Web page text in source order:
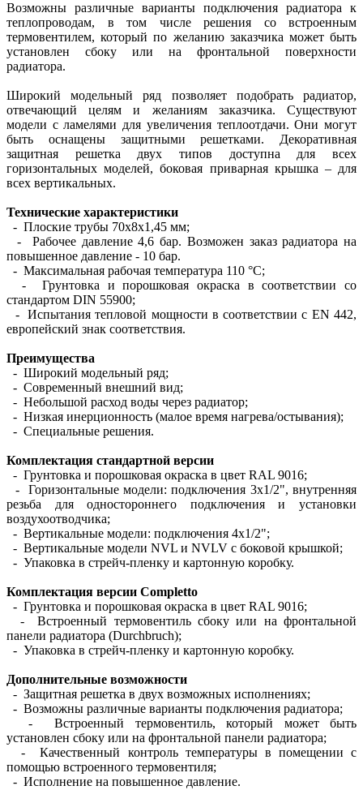
Возможны различные варианты подключения радиатора к
теплопроводам, в том числе решения со встроенным
термовентилем, который по желанию заказчика может быть
установлен сбоку или на фронтальной поверхности
радиатора.
Широкий модельный ряд позволяет подобрать радиатор,
отвечающий целям и желаниям заказчика. Существуют
модели с ламелями для увеличения теплоотдачи. Они могут
быть оснащены защитными решетками. Декоративная
защитная решетка двух типов доступна для всех
горизонтальных моделей, боковая приварная крышка – для
всех вертикальных.
Технические характеристики
- Плоские трубы 70х8х1,45 мм;
- Рабочее давление 4,6 бар. Возможен заказ радиатора на
повышенное давление - 10 бар.
- Максимальная рабочая температура 110 °С;
- Грунтовка и порошковая окраска в соответствии со
стандартом DIN 55900;
- Испытания тепловой мощности в соответствии с EN 442,
европейский знак соответствия.
Преимущества
- Широкий модельный ряд;
- Современный внешний вид;
- Небольшой расход воды через радиатор;
- Низкая инерционность (малое время нагрева/остывания);
- Специальные решения.
Комплектация стандартной версии
- Грунтовка и порошковая окраска в цвет RAL 9016;
- Горизонтальные модели: подключения 3х1/2", внутренняя
резьба для одностороннего подключения и установки
воздухоотводчика;
- Вертикальные модели: подключения 4х1/2";
- Вертикальные модели NVL и NVLV с боковой крышкой;
- Упаковка в стрейч-пленку и картонную коробку.
Комплектация версии Completto
- Грунтовка и порошковая окраска в цвет RAL 9016;
- Встроенный термовентиль сбоку или на фронтальной
панели радиатора (Durchbruch);
- Упаковка в стрейч-пленку и картонную коробку.
Дополнительные возможности
- Защитная решетка в двух возможных исполнениях;
- Возможны различные варианты подключения радиатора;
- Встроенный термовентиль, который может быть
установлен сбоку или на фронтальной панели радиатора;
- Качественный контроль температуры в помещении с
помощью встроенного термовентиля;
- Исполнение на повышенное давление.